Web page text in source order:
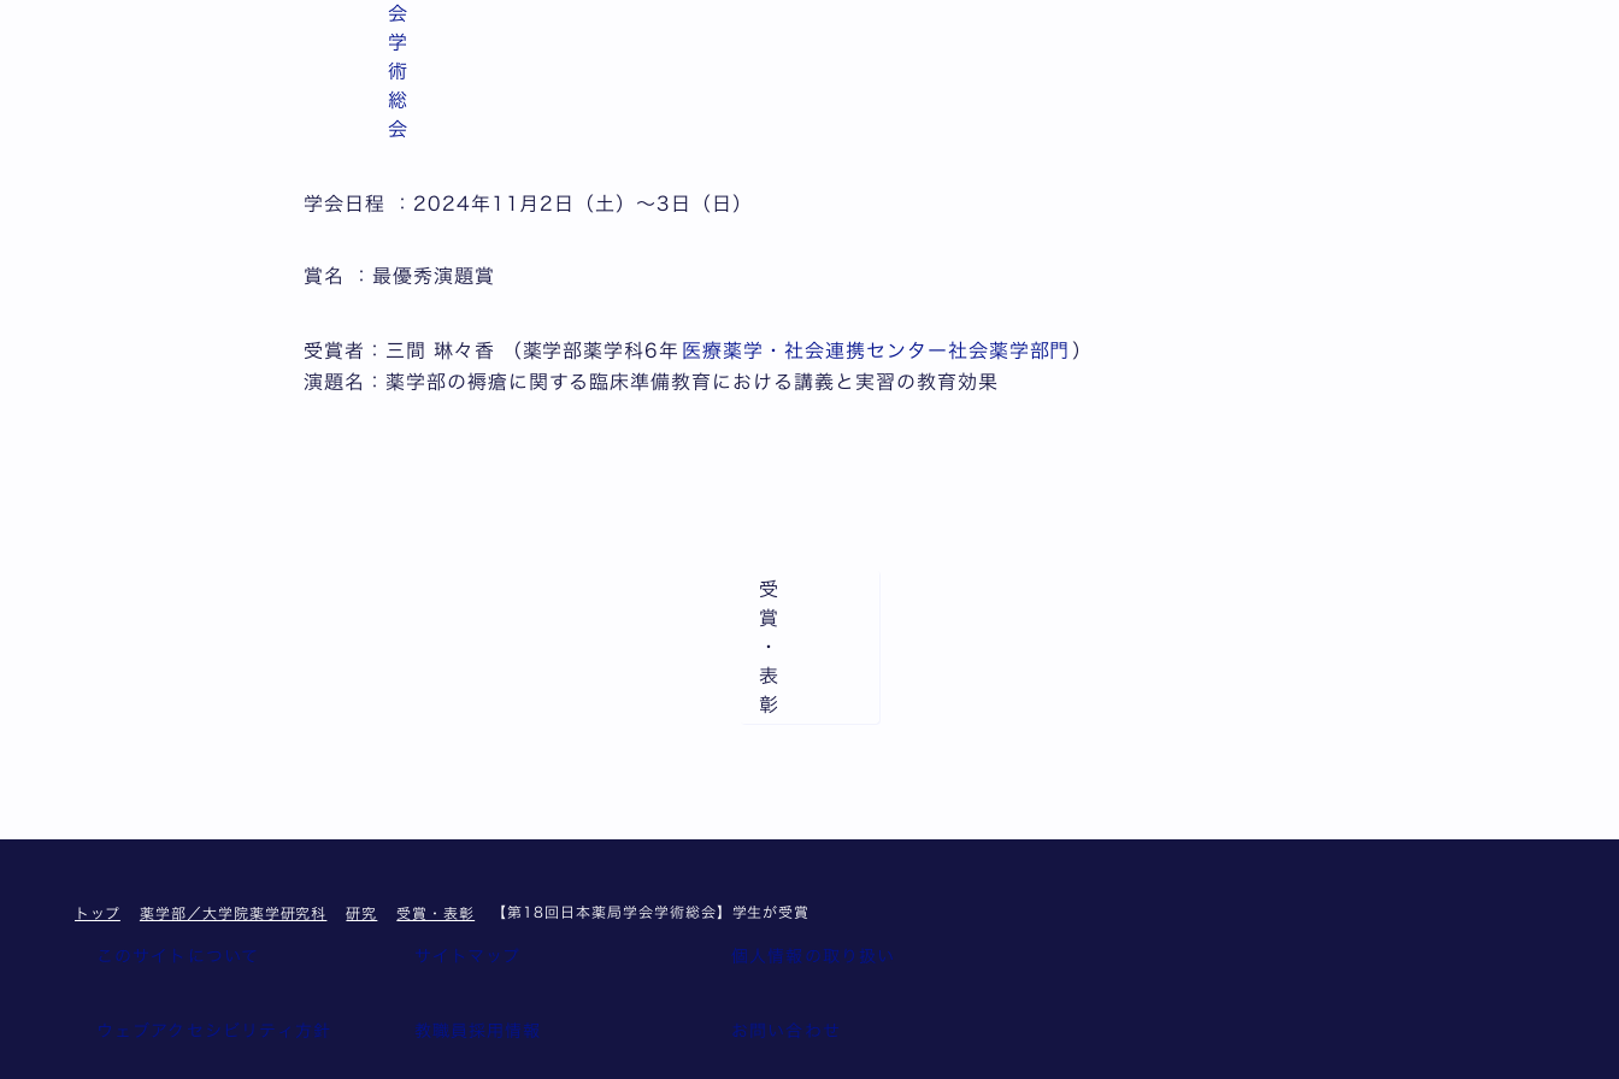
会
学
術
総
会
学会日程 ：2024年11月2日（土）～3日（日）
賞名 ： 最優秀演題賞
受賞者： 三間 琳々香 （薬学部薬学科6年 医療薬学・社会連携センター社会薬学部門 ）
演題名： 薬学部の褥瘡に関する臨床準備教育における講義と実習の教育効果
受
賞
・
表
彰
トップ 薬学部／大学院薬学研究科 研究 受賞・表彰 【第18回日本薬局学会学術総会】学生が受賞
このサイトについて サイトマップ 個人情報の取り扱い
ウェブアクセシビリティ方針 教職員採用情報 お問い合わせ